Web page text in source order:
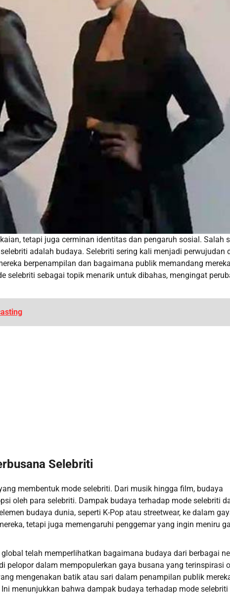
tetapi juga cerminan identitas dan pengaruh sosial. Salah
adalah budaya. Selebriti sering kali menjadi perwujudan
berpenampilan dan bagaimana publik memandang
selebriti sebagai topik menarik untuk dibahas, mengingat
Selebriti
membentuk mode selebriti. Dari musik hingga film, budaya
oleh para selebriti. Dampak budaya terhadap mode selebriti
budaya dunia, seperti K-Pop atau streetwear, ke dalam
tetapi juga memengaruhi penggemar yang ingin meniru
telah memperlihatkan bagaimana budaya dari berbagai
pelopor dalam mempopulerkan gaya busana yang terinspirasi
mengenakan batik atau sari dalam penampilan publik
menunjukkan bahwa dampak budaya terhadap mode